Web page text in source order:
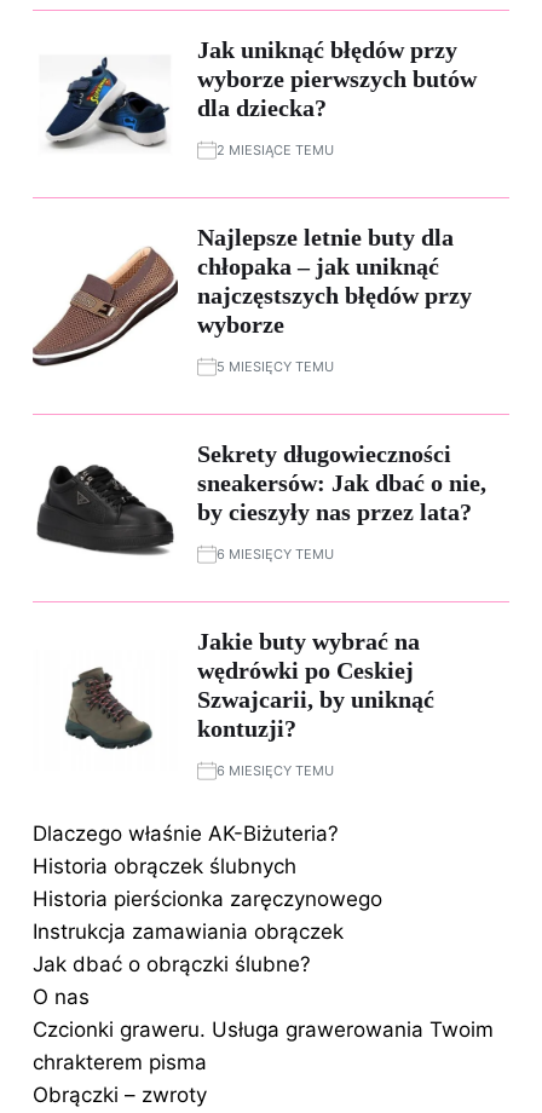
Jak uniknąć błędów przy
wyborze pierwszych butów
dla dziecka?
2 MIESIĄCE TEMU
Najlepsze letnie buty dla
chłopaka – jak uniknąć
najczęstszych błędów przy
wyborze
5 MIESIĘCY TEMU
Sekrety długowieczności
sneakersów: Jak dbać o nie,
by cieszyły nas przez lata?
6 MIESIĘCY TEMU
Jakie buty wybrać na
wędrówki po Ceskiej
Szwajcarii, by uniknąć
kontuzji?
6 MIESIĘCY TEMU
Dlaczego właśnie AK-Biżuteria?
Historia obrączek ślubnych
Historia pierścionka zaręczynowego
Instrukcja zamawiania obrączek
Jak dbać o obrączki ślubne?
O nas
Czcionki graweru. Usługa grawerowania Twoim
chrakterem pisma
Obrączki – zwroty